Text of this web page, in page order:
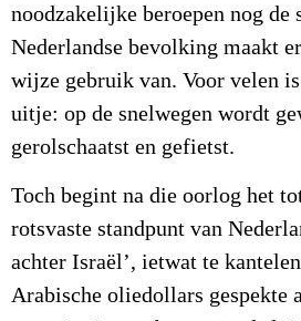
noodzakelijke beroepen nog de
Nederlandse bevolking maakt
wijze gebruik van. Voor velen
uitje: op de snelwegen wordt
gerolschaatst en gefietst.
Toch begint na die oorlog het
rotsvaste standpunt van
achter Israël’, ietwat te
Arabische oliedollars gespekte